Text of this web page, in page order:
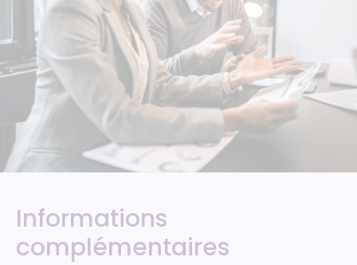
Informations
complémentaires